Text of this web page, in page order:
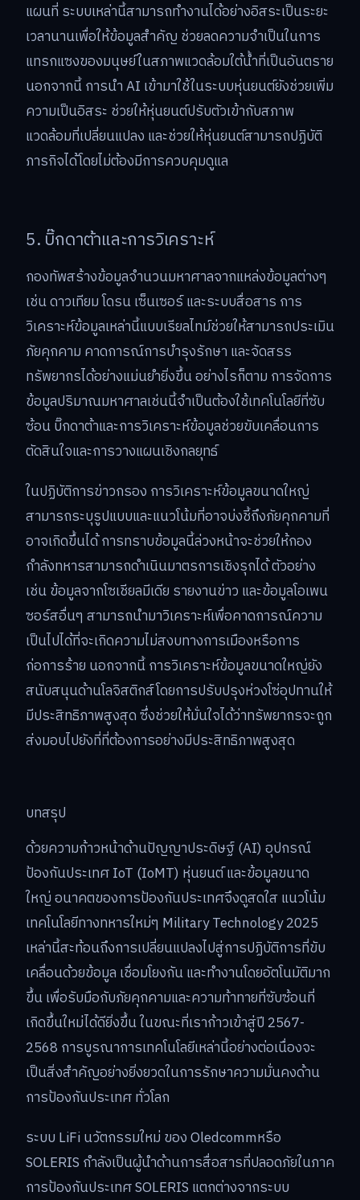
แผนที่ ระบบเหล่านี้สามารถทำงานได้อย่างอิสระเป็นระยะ
เวลานานเพื่อให้ข้อมูลสำคัญ ช่วยลดความจำเป็นในการ
แทรกแซงของมนุษย์ในสภาพแวดล้อมใต้น้ำที่เป็นอันตราย
นอกจากนี้ การนำ AI เข้ามาใช้ในระบบหุ่นยนต์ยังช่วยเพิ่ม
ความเป็นอิสระ ช่วยให้หุ่นยนต์ปรับตัวเข้ากับสภาพ
แวดล้อมที่เปลี่ยนแปลง และช่วยให้หุ่นยนต์สามารถปฏิบัติ
ภารกิจได้โดยไม่ต้องมีการควบคุมดูแล
5. บิ๊กดาต้าและการวิเคราะห์
กองทัพสร้างข้อมูลจำนวนมหาศาลจากแหล่งข้อมูลต่างๆ
เช่น ดาวเทียม โดรน เซ็นเซอร์ และระบบสื่อสาร การ
วิเคราะห์ข้อมูลเหล่านี้แบบเรียลไทม์ช่วยให้สามารถประเมิน
ภัยคุกคาม คาดการณ์การบำรุงรักษา และจัดสรร
ทรัพยากรได้อย่างแม่นยำยิ่งขึ้น อย่างไรก็ตาม การจัดการ
ข้อมูลปริมาณมหาศาลเช่นนี้จำเป็นต้องใช้เทคโนโลยีที่ซับ
ซ้อน บิ๊กดาต้าและการวิเคราะห์ข้อมูลช่วยขับเคลื่อนการ
ตัดสินใจและการวางแผนเชิงกลยุทธ์
ในปฏิบัติการข่าวกรอง การวิเคราะห์ข้อมูลขนาดใหญ่
สามารถระบุรูปแบบและแนวโน้มที่อาจบ่งชี้ถึงภัยคุกคามที่
อาจเกิดขึ้นได้ การทราบข้อมูลนี้ล่วงหน้าจะช่วยให้กอง
กำลังทหารสามารถดำเนินมาตรการเชิงรุกได้ ตัวอย่าง
เช่น ข้อมูลจากโซเชียลมีเดีย รายงานข่าว และข้อมูลโอเพน
ซอร์สอื่นๆ สามารถนำมาวิเคราะห์เพื่อคาดการณ์ความ
เป็นไปได้ที่จะเกิดความไม่สงบทางการเมืองหรือการ
ก่อการร้าย นอกจากนี้ การวิเคราะห์ข้อมูลขนาดใหญ่ยัง
สนับสนุนด้านโลจิสติกส์โดยการปรับปรุงห่วงโซ่อุปทานให้
มีประสิทธิภาพสูงสุด ซึ่งช่วยให้มั่นใจได้ว่าทรัพยากรจะถูก
ส่งมอบไปยังที่ที่ต้องการอย่างมีประสิทธิภาพสูงสุด
บทสรุป
ด้วยความก้าวหน้าด้านปัญญาประดิษฐ์ (AI) อุปกรณ์
ป้องกันประเทศ IoT (IoMT) หุ่นยนต์ และข้อมูลขนาด
ใหญ่ อนาคตของการป้องกันประเทศจึงดูสดใส แนวโน้ม
เทคโนโลยีทางทหารใหม่ๆ Military Technology 2025
เหล่านี้สะท้อนถึงการเปลี่ยนแปลงไปสู่การปฏิบัติการที่ขับ
เคลื่อนด้วยข้อมูล เชื่อมโยงกัน และทำงานโดยอัตโนมัติมาก
ขึ้น เพื่อรับมือกับภัยคุกคามและความท้าทายที่ซับซ้อนที่
เกิดขึ้นใหม่ได้ดียิ่งขึ้น ในขณะที่เราก้าวเข้าสู่ปี 2567-
2568 การบูรณาการเทคโนโลยีเหล่านี้อย่างต่อเนื่องจะ
เป็นสิ่งสำคัญอย่างยิ่งยวดในการรักษาความมั่นคงด้าน
การป้องกันประเทศ ทั่วโลก
ระบบ LiFi นวัตกรรมใหม่ ของ Oledcommหรือ
SOLERIS กำลังเป็นผู้นำด้านการสื่อสารที่ปลอดภัยในภาค
การป้องกันประเทศ SOLERIS แตกต่างจากระบบ